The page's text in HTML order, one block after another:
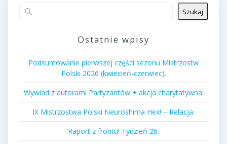
Szukaj
Ostatnie wpisy
Podsumowanie pierwszej części sezonu Mistrzostw
Polski 2026 (kwiecień-czerwiec).
Wywiad z autorami Partyzantów + akcja charytatywna.
IX Mistrzostwa Polski Neuroshima Hex! – Relacja.
Raport z frontu! Tydzień 26.